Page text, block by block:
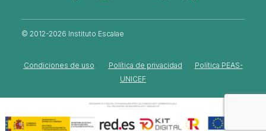
© 2012-2026 Instituto Escalae
Condiciones de uso Política de privacidad
Política PEAS-
UNICEF